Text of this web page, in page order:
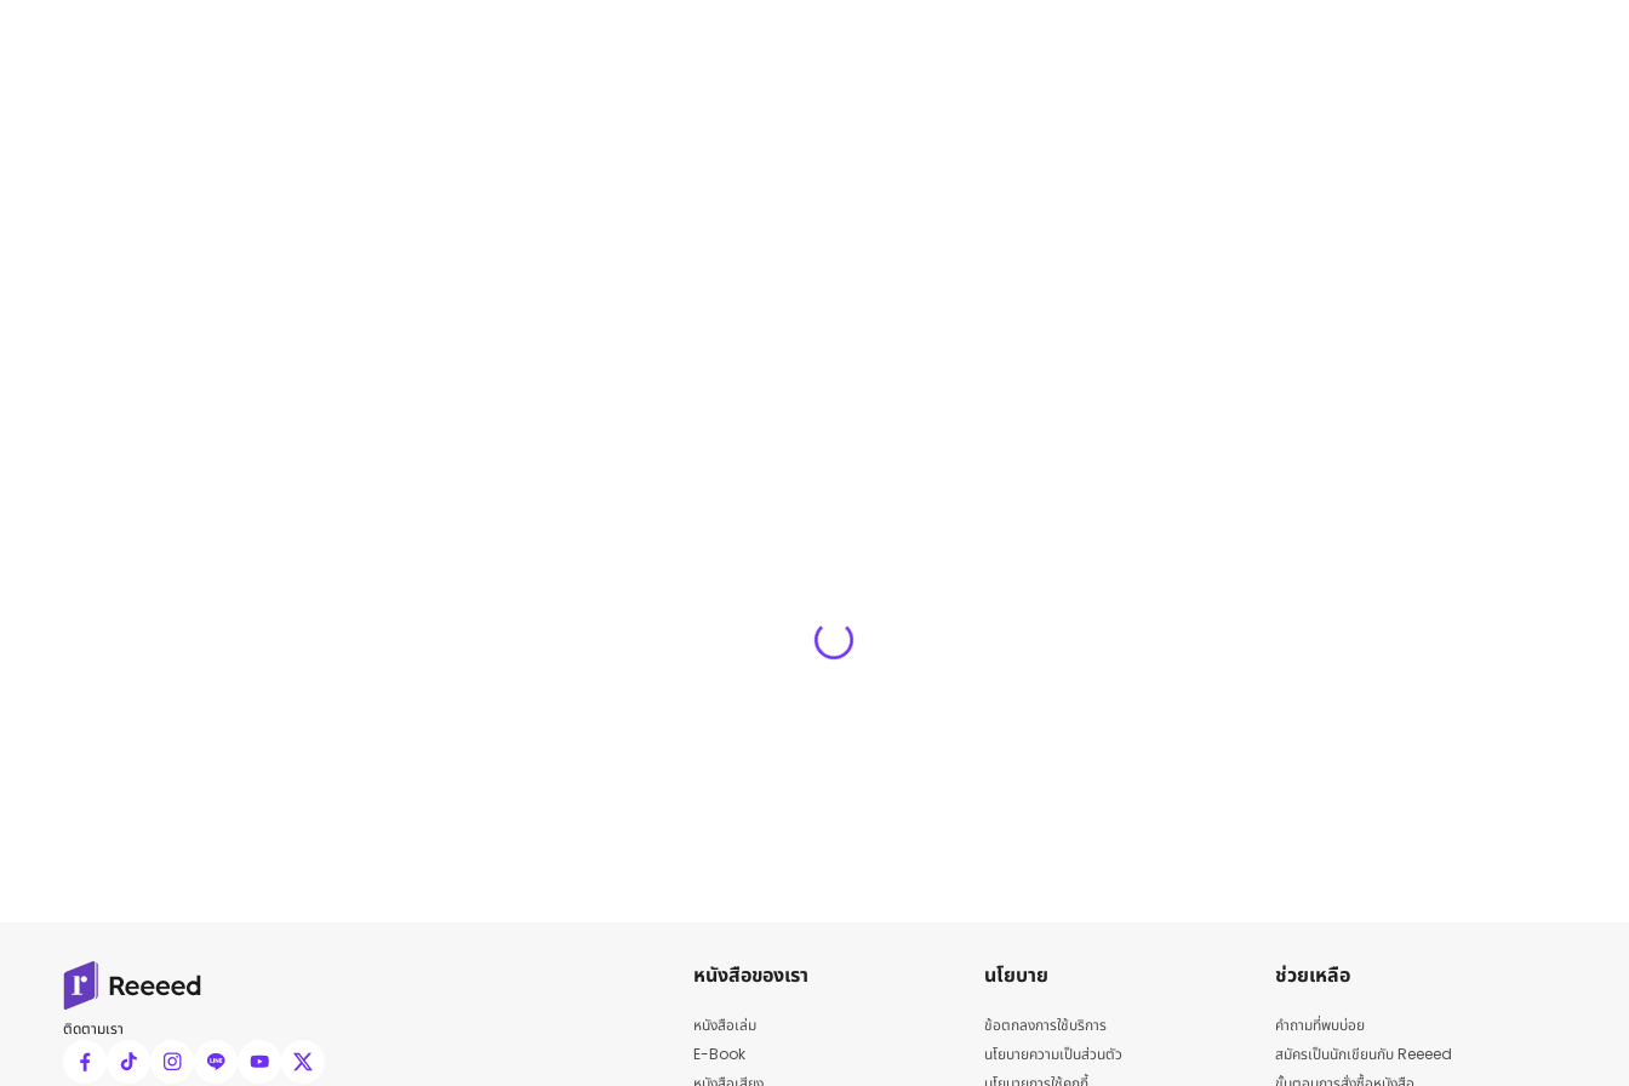
ติดตามเรา
หนังสือของเรา
หนังสือเล่ม
E-Book
นโยบาย
ข้อตกลงการใช้บริการ
นโยบายความเป็นส่วนตัว
ช่วยเหลือ
คำถามที่พบบ่อย
สมัครเป็นนักเขียนกับ Reeeed